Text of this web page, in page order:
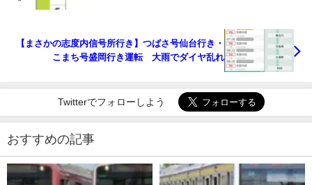
【まさかの志度内信号所行き】つばさ号仙台行き・
こまち号盛岡行き運転 大雨でダイヤ乱れ
Twitterでフォローしよう
おすすめの記事